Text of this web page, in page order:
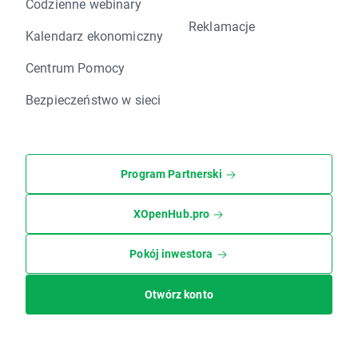
Codzienne webinary
Kalendarz ekonomiczny
Centrum Pomocy
Bezpieczeństwo w sieci
Reklamacje
Program Partnerski
XOpenHub.pro
Pokój inwestora
Otwórz konto